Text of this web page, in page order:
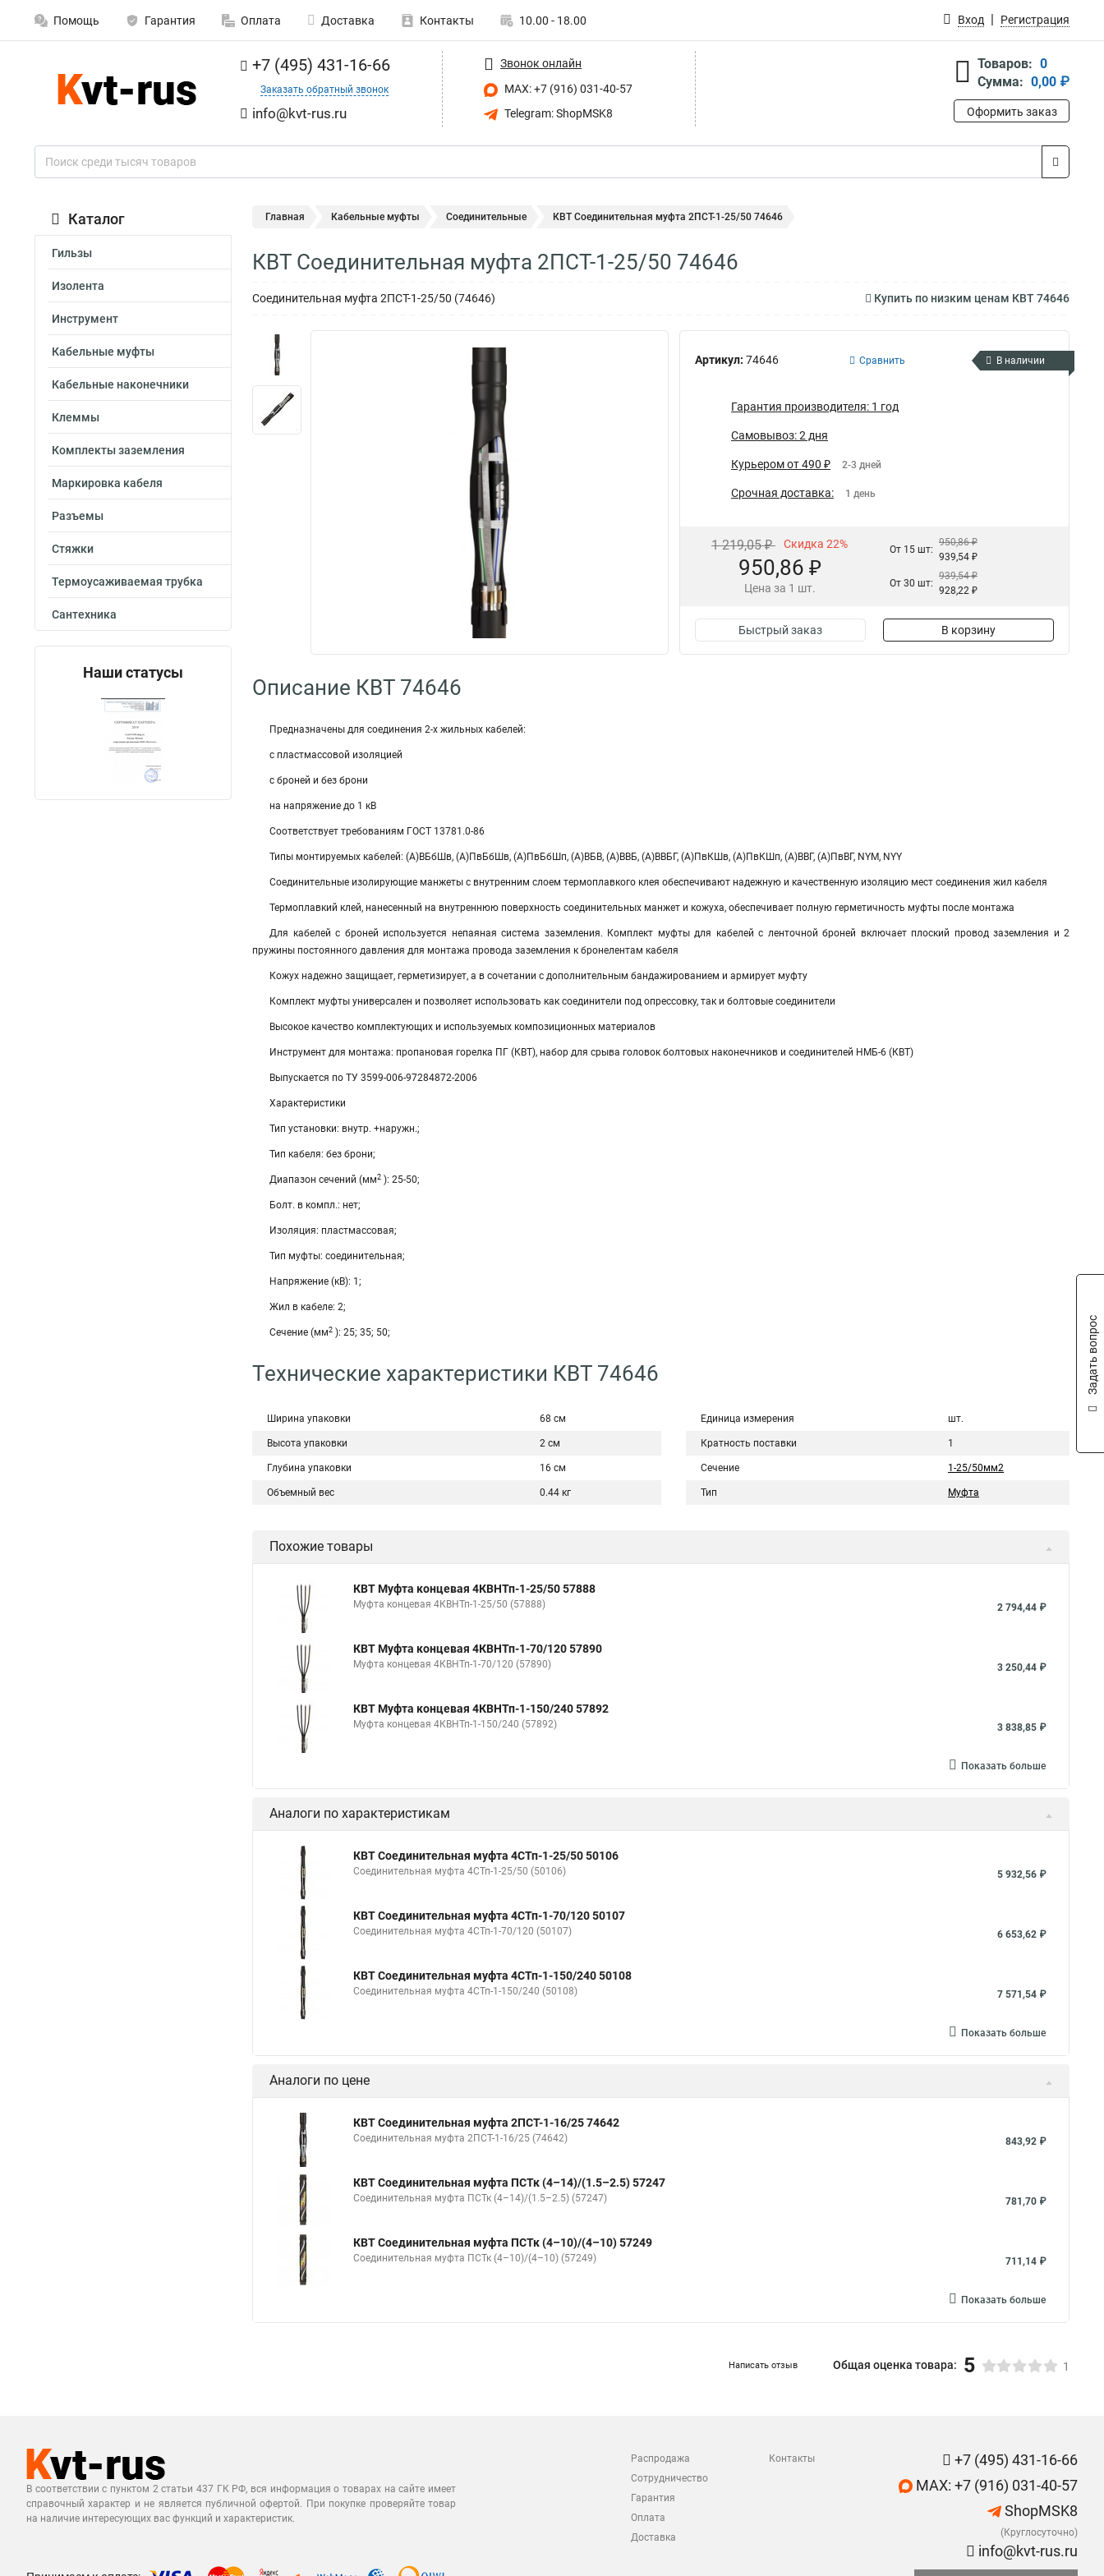
Помощь Гарантия Оплата Доставка Контакты 10.00 - 18.00 Вход Регистрация
+7 (495) 431-16-66
Заказать обратный звонок
info@kvt-rus.ru
Звонок онлайн
MAX: +7 (916) 031-40-57
Telegram: ShopMSK8
Товаров: 0
Сумма: 0,00 ₽
Оформить заказ
Каталог
Гильзы
Изолента
Инструмент
Кабельные муфты
Кабельные наконечники
Клеммы
Комплекты заземления
Маркировка кабеля
Разъемы
Стяжки
Термоусаживаемая трубка
Сантехника
Наши статусы
Главная Кабельные муфты Соединительные КВТ Соединительная муфта 2ПСТ-1-25/50 74646
КВТ Соединительная муфта 2ПСТ-1-25/50 74646
Соединительная муфта 2ПСТ-1-25/50 (74646) Купить по низким ценам КВТ 74646
Артикул: 74646 Сравнить В наличии
Гарантия производителя: 1 год
Самовывоз: 2 дня
Курьером от 490 ₽ 2-3 дней
Срочная доставка: 1 день
1 219,05 ₽ Скидка 22%
950,86 ₽
Цена за 1 шт.
От 15 шт:
950,86 ₽
939,54 ₽
От 30 шт:
939,54 ₽
928,22 ₽
Быстрый заказ В корзину
Описание КВТ 74646
Предназначены для соединения 2-х жильных кабелей:
с пластмассовой изоляцией
с броней и без брони
на напряжение до 1 кВ
Соответствует требованиям ГОСТ 13781.0-86
Типы монтируемых кабелей: (А)ВБбШв, (А)ПвБбШв, (А)ПвБбШп, (А)ВБВ, (А)ВВБ, (А)ВВБГ, (А)ПвКШв, (А)ПвКШп, (А)ВВГ, (А)ПвВГ, NYM, NYY
Соединительные изолирующие манжеты с внутренним слоем термоплавкого клея обеспечивают надежную и качественную изоляцию мест соединения жил кабеля
Термоплавкий клей, нанесенный на внутреннюю поверхность соединительных манжет и кожуха, обеспечивает полную герметичность муфты после монтажа
Для кабелей с броней используется непаяная система заземления. Комплект муфты для кабелей с ленточной броней включает плоский провод заземления и 2
пружины постоянного давления для монтажа провода заземления к бронелентам кабеля
Кожух надежно защищает, герметизирует, а в сочетании с дополнительным бандажированием и армирует муфту
Комплект муфты универсален и позволяет использовать как соединители под опрессовку, так и болтовые соединители
Высокое качество комплектующих и используемых композиционных материалов
Инструмент для монтажа: пропановая горелка ПГ (КВТ), набор для срыва головок болтовых наконечников и соединителей НМБ-6 (КВТ)
Выпускается по ТУ 3599-006-97284872-2006
Характеристики
Тип установки: внутр. +наружн.;
Тип кабеля: без брони;
Диапазон сечений (мм2 ): 25-50;
Болт. в компл.: нет;
Изоляция: пластмассовая;
Тип муфты: соединительная;
Напряжение (кВ): 1;
Жил в кабеле: 2;
Сечение (мм2 ): 25; 35; 50;
Технические характеристики КВТ 74646
Ширина упаковки 68 см
Высота упаковки 2 см
Глубина упаковки 16 см
Объемный вес 0.44 кг
Единица измерения шт.
Кратность поставки 1
Сечение 1-25/50мм2
Тип Муфта
Похожие товары
КВТ Муфта концевая 4КВНТп-1-25/50 57888
Муфта концевая 4КВНТп-1-25/50 (57888) 2 794,44 ₽
КВТ Муфта концевая 4КВНТп-1-70/120 57890
Муфта концевая 4КВНТп-1-70/120 (57890) 3 250,44 ₽
КВТ Муфта концевая 4КВНТп-1-150/240 57892
Муфта концевая 4КВНТп-1-150/240 (57892) 3 838,85 ₽
Показать больше
Аналоги по характеристикам
КВТ Соединительная муфта 4СТп-1-25/50 50106
Соединительная муфта 4СТп-1-25/50 (50106) 5 932,56 ₽
КВТ Соединительная муфта 4СТп-1-70/120 50107
Соединительная муфта 4СТп-1-70/120 (50107) 6 653,62 ₽
КВТ Соединительная муфта 4СТп-1-150/240 50108
Соединительная муфта 4СТп-1-150/240 (50108) 7 571,54 ₽
Показать больше
Аналоги по цене
КВТ Соединительная муфта 2ПСТ-1-16/25 74642
Соединительная муфта 2ПСТ-1-16/25 (74642) 843,92 ₽
КВТ Соединительная муфта ПСТк (4–14)/(1.5–2.5) 57247
Соединительная муфта ПСТк (4–14)/(1.5–2.5) (57247) 781,70 ₽
КВТ Соединительная муфта ПСТк (4–10)/(4–10) 57249
Соединительная муфта ПСТк (4–10)/(4–10) (57249) 711,14 ₽
Показать больше
Написать отзыв Общая оценка товара: 5 1
В соответствии с пунктом 2 статьи 437 ГК РФ, вся информация о товарах на сайте имеет
справочный характер и не является публичной офертой. При покупке проверяйте товар
на наличие интересующих вас функций и характеристик.
Распродажа
Сотрудничество
Гарантия
Оплата
Доставка
Контакты
+7 (495) 431-16-66
MAX: +7 (916) 031-40-57
ShopMSK8
(Круглосуточно)
info@kvt-rus.ru
Задать вопрос